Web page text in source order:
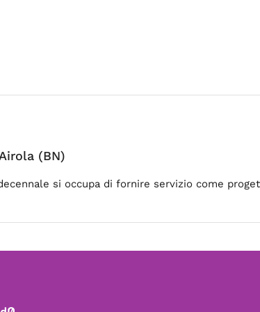
(BN)
si occupa di fornire servizio come